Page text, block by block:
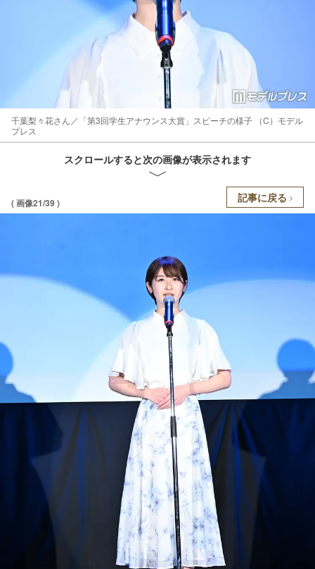
千葉梨々花さん／「第3回学生アナウンス大賞」スピーチの様子 （C）モデル
プレス
スクロールすると次の画像が表示されます
( 画像21/39 ) 記事に戻る